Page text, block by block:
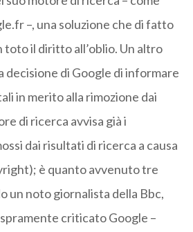
–, una soluzione che di fatto
toto il diritto all’oblio. Un altro
decisione di Google di informare
in merito alla rimozione dai
di ricerca avvisa già i
dai risultati di ricerca a causa
è quanto avvenuto tre
un noto giornalista della Bbc,
criticato Google –